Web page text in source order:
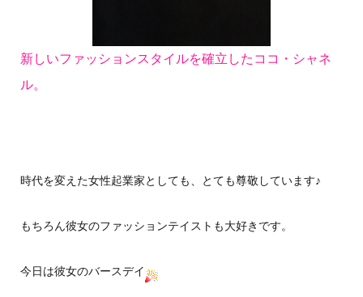
新しいファッションスタイルを確立したココ・シャネ
ル。
時代を変えた女性起業家としても、とても尊敬しています♪
もちろん彼女のファッションテイストも大好きです。
今日は彼女のバースデイ